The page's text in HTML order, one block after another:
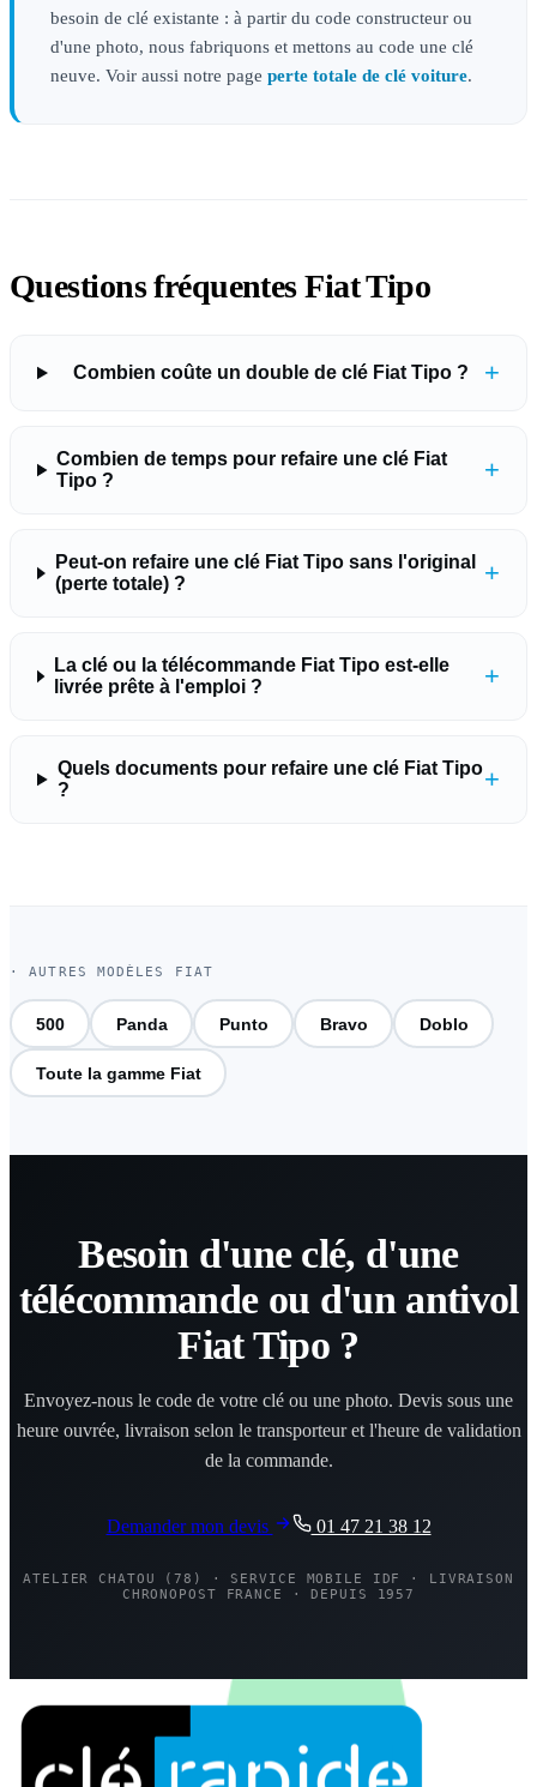
besoin de clé existante : à partir du code constructeur ou
d'une photo, nous fabriquons et mettons au code une clé
neuve. Voir aussi notre page perte totale de clé voiture.
Questions fréquentes Fiat Tipo
Combien coûte un double de clé Fiat Tipo ? +
Combien de temps pour refaire une clé Fiat
Tipo ?
+
Peut-on refaire une clé Fiat Tipo sans l'original
(perte totale) ?
+
La clé ou la télécommande Fiat Tipo est-elle
livrée prête à l'emploi ?
+
Quels documents pour refaire une clé Fiat Tipo
?
+
· AUTRES MODÈLES FIAT
500 Panda Punto Bravo Doblo
Toute la gamme Fiat
Besoin d'une clé, d'une
télécommande ou d'un antivol
Fiat Tipo ?
Envoyez-nous le code de votre clé ou une photo. Devis sous une
heure ouvrée, livraison selon le transporteur et l'heure de validation
de la commande.
Demander mon devis 01 47 21 38 12
ATELIER CHATOU (78) · SERVICE MOBILE IDF · LIVRAISON
CHRONOPOST FRANCE · DEPUIS 1957